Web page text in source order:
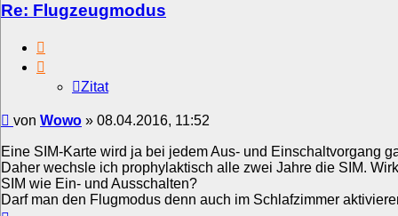
Re: Flugzeugmodus
Zitat
Beitrag
von Wowo » 08.04.2016, 11:52
Eine SIM-Karte wird ja bei jedem Aus- und Einschaltvorgang
Daher wechsle ich prophylaktisch alle zwei Jahre die SIM.
SIM wie Ein- und Ausschalten?
Darf man den Flugmodus denn auch im Schlafzimmer